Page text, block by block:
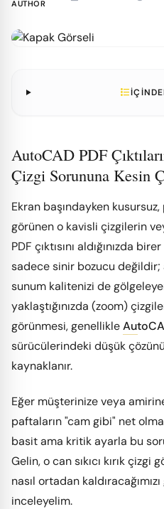
format_list_bulleted
AutoCAD PDF
Çizgi Sorununa Kesin
Ekran başındayken
görünen o kavisli çizgilerin
PDF çıktısını aldığınızda
sadece sinir bozucu değildir;
sunum kalitenizi de
yaklaştığınızda (zoom)
görünmesi, genellikle
sürücülerindeki düşük
kaynaklanır.
Eğer müşterinize veya
paftaların "cam gibi" net
basit ama kritik ayarla bu
Gelin, o can sıkıcı kırık
nasıl ortadan
inceleyelim.